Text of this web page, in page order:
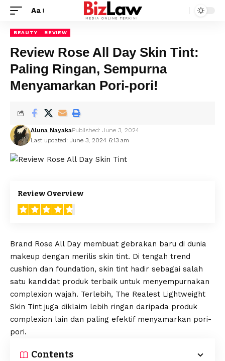
Aa
BEAUTY REVIEW
Review Rose All Day Skin Tint:
Paling Ringan, Sempurna
Menyamarkan Pori-pori!
Last updated: June 3, 2024 6:13 am
Aluna NayakaPublished: June 3, 2024
Review Overview
Brand Rose All Day membuat gebrakan baru di dunia
makeup dengan merilis skin tint. Di tengah trend
cushion dan foundation, skin tint hadir sebagai salah
satu kandidat produk terbaik untuk menyempurnakan
complexion wajah. Terlebih, The Realest Lightweight
Skin Tint juga diklaim lebih ringan daripada produk
complexion lain dan paling efektif menyamarkan pori-
pori.
Contents